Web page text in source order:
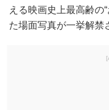
える映画史上最高齢の
た場面写真が一挙解禁